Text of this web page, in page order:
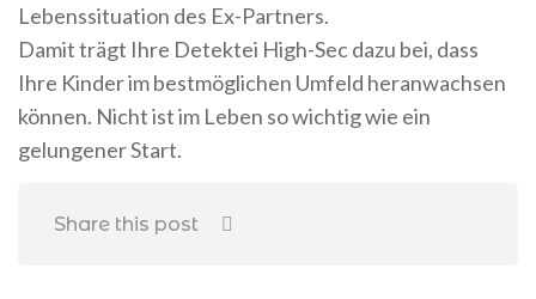
Lebenssituation des Ex-Partners.
Damit trägt Ihre Detektei High-Sec dazu bei, dass
Ihre Kinder im bestmöglichen Umfeld heranwachsen
können. Nicht ist im Leben so wichtig wie ein
gelungener Start.
Share this post